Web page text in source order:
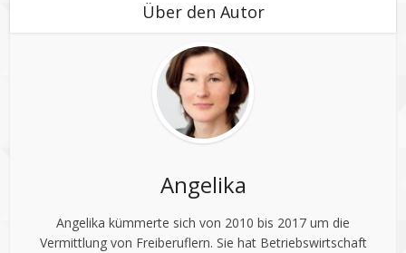
Über den Autor
Angelika
Angelika kümmerte sich von 2010 bis 2017 um die
Vermittlung von Freiberuflern. Sie hat Betriebswirtschaft